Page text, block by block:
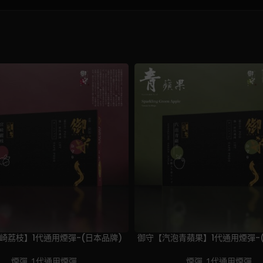
荔枝】1代通用煙彈-(日本品牌)
煙彈 1代通用煙彈
ADD TO CART
御守【汽泡青蘋果】1代通用煙彈
煙彈 1代通用煙彈